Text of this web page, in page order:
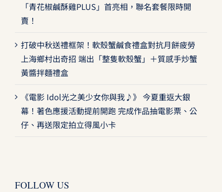
「青花椒鹹酥雞PLUS」首亮相，聯名套餐限時開
賣！
打破中秋送禮框架！軟殼蟹鹹食禮盒對抗月餅疲勞
上海鄉村出奇招 端出「整隻軟殼蟹」＋質感手炒蟹
黃醬拌麵禮盒
《電影 Idol光之美少女你與我♪》 今夏重返大銀
幕！著色應援活動提前開跑 完成作品抽電影票、公
仔、再送限定拍立得風小卡
FOLLOW US